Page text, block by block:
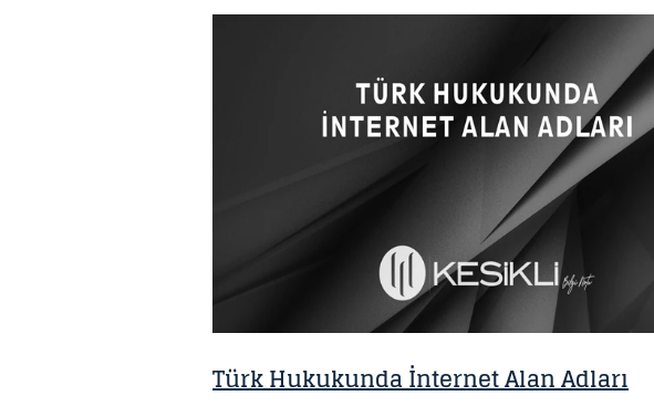
Türk Hukukunda İnternet Alan Adları